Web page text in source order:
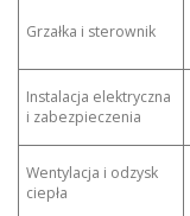
Grzałka i sterownik
Instalacja elektryczna
i zabezpieczenia
Wentylacja i odzysk
ciepła